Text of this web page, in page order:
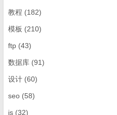
教程 (182)
模板 (210)
ftp (43)
数据库 (91)
设计 (60)
seo (58)
js (32)